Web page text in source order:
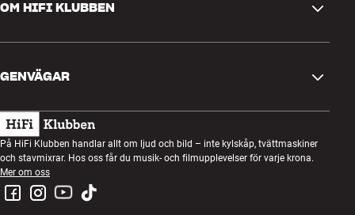
Retur och reklamation
Ångra beställning
Köpvillkor
Integritetspolicy
OM HIFI KLUBBEN
Kundklubb
Lyssnarkväll
Tävlingar
Jobb i HiFi Klubben
GENVÄGAR
Presentkort
Bygg med ljud
Montering och installation
På HiFi Klubben handlar allt om ljud och bild – inte kylskåp, tvättmaskiner
och stavmixrar. Hos oss får du musik- och filmupplevelser för varje krona.
Mer om oss